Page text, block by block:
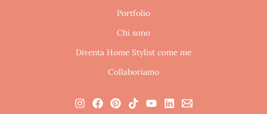
Portfolio
Chi sono
Diventa Home Stylist come me
Collaboriamo